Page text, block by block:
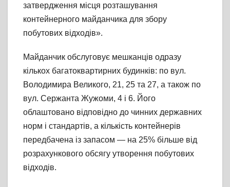
затвердження місця розташування
контейнерного майданчика для збору
побутових відходів».
Майданчик обслуговує мешканців одразу
кількох багатоквартирних будинків: по вул.
Володимира Великого, 21, 25 та 27, а також по
вул. Сержанта Жужоми, 4 і 6. Його
облаштовано відповідно до чинних державних
норм і стандартів, а кількість контейнерів
передбачена із запасом — на 25% більше від
розрахункового обсягу утворення побутових
відходів.